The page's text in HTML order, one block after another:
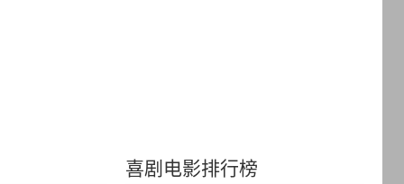
喜剧电影排行榜